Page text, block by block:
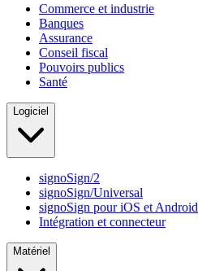
Commerce et industrie
Banques
Assurance
Conseil fiscal
Pouvoirs publics
Santé
Logiciel
signoSign/2
signoSign/Universal
signoSign pour iOS et Android
Intégration et connecteur
Matériel